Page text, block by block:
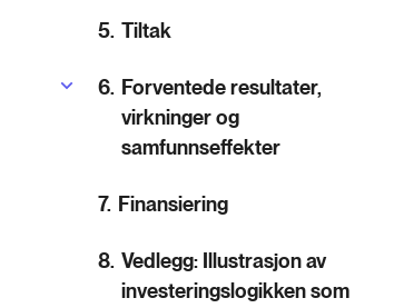
5. Tiltak
6. Forventede resultater,
virkninger og
samfunnseffekter
7. Finansiering
8. Vedlegg: Illustrasjon av
investeringslogikken som